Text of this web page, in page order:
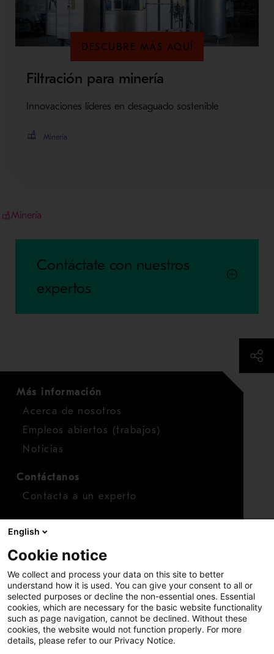
DESCUBRE MÁS AQUÍ
Filtración para minería
Innovaciones líderes en desaguado sostenible
Minería
Minería
Contáctate con nuestros
expertos
Más información
Acerca de nosotros
Empleos abiertos (trabajos)
Noticias
Contáctanos
Contacta a un experto
Finanzas
Acciones
English
Cookie notice
We collect and process your data on this site to better
understand how it is used. You can give your consent to all or
selected purposes or decline the non-essential ones. Essential
cookies, which are necessary for the basic website functionality
such as page navigation, cannot be declined. Without these
cookies, the website would not function properly. For more
details, please refer to our Privacy Notice.